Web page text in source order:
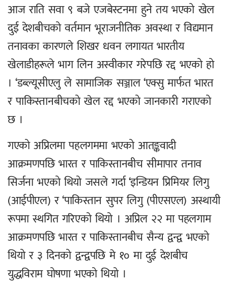
आज राति सवा ९ बजे एजबेस्टनमा हुने तय भएको खेल
दुई देशबीचको वर्तमान भूराजनीतिक अवस्था र विद्यमान
तनावका कारणले शिखर धवन लगायत भारतीय
खेलाडीहरूले भाग लिन अस्वीकार गरेपछि रद्द भएको हो
। ‘डब्ल्यूसीएलु ले सामाजिक सञ्जाल ‘एक्सु मार्फत भारत
र पाकिस्तानबीचको खेल रद्द भएको जानकारी गराएको
छ ।
गएको अप्रिलमा पहलगममा भएको आतङ्कवादी
आक्रमणपछि भारत र पाकिस्तानबीच सीमापार तनाव
सिर्जना भएको थियो जसले गर्दा ‘इन्डियन प्रिमियर लिगु
(आईपीएल) र ‘पाकिस्तान सुपर लिगु (पीएसएल) अस्थायी
रूपमा स्थगित गरिएको थियो । अप्रिल २२ मा पहलगाम
आक्रमणपछि भारत र पाकिस्तानबीच सैन्य द्वन्द्व भएको
थियो र ३ दिनको द्वन्द्वपछि मे १० मा दुई देशबीच
युद्धविराम घोषणा भएको थियो ।